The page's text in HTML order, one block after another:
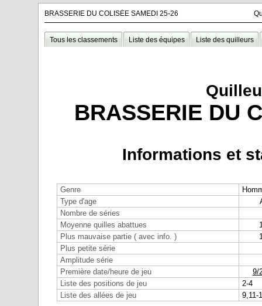
BRASSERIE DU COLISÉE SAMEDI 25-26
Tous les classements Liste des équipes Liste des quilleurs
BRASSERIE DU
Informations et
Genre
Type d'age
Nombre de séries
Moyenne quilles abattues
Plus mauvaise partie ( avec info. )
Plus petite série
Amplitude série
Première date/heure de jeu
9/
Liste des positions de jeu
2-4
Liste des allées de jeu
9,11-